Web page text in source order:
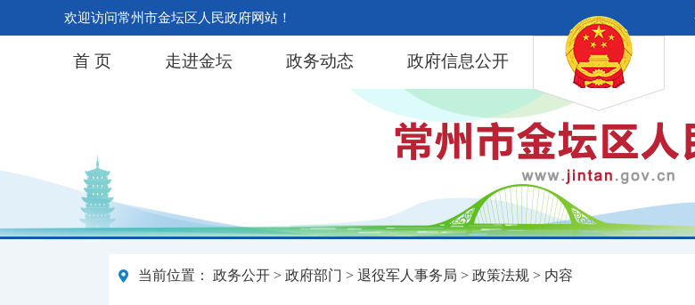
欢迎访问常州市金坛区人民政府网站！
首 页 走进金坛 政务动态 政府信息公开
当前位置： 政务公开 > 政府部门 > 退役军人事务局 > 政策法规 > 内容